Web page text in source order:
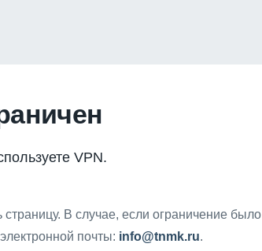
VPN.
В случае, если ограничение было
почты: info@tnmk.ru.